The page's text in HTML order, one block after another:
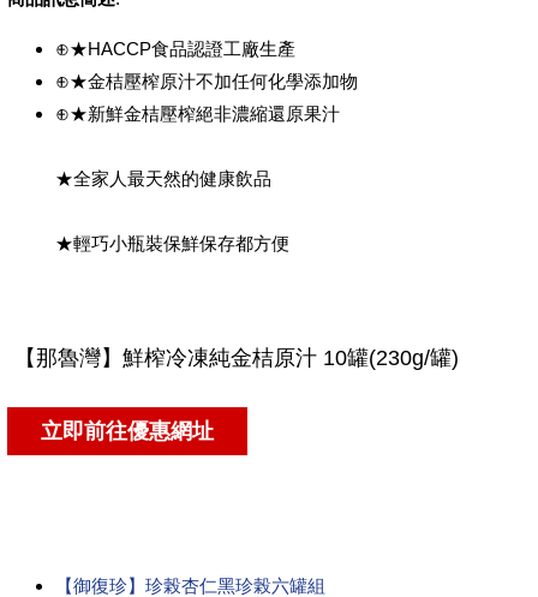
⊕★HACCP食品認證工廠生產
⊕★金桔壓榨原汁不加任何化學添加物
⊕★新鮮金桔壓榨絕非濃縮還原果汁
★全家人最天然的健康飲品
★輕巧小瓶裝保鮮保存都方便
【御復珍】珍榖杏仁黑珍榖六罐組